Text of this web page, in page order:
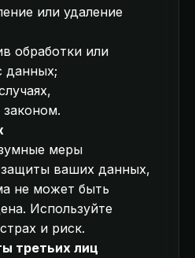
или удаление
обработки или
данных;
меры
защиты ваших данных,
не может быть
Используйте
и риск.
третьих лиц